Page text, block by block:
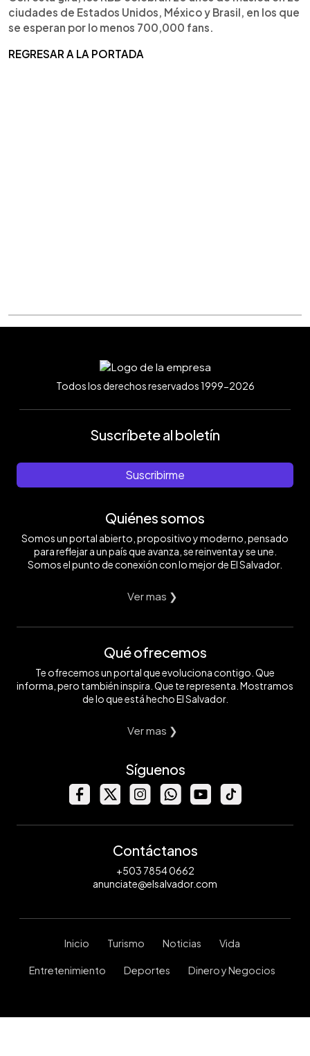
ciudades de Estados Unidos, México y Brasil, en los que
se esperan por lo menos 700,000 fans.
REGRESAR A LA PORTADA
Todos los derechos reservados 1999-2026
Suscríbete al boletín
Suscribirme
Quiénes somos
Somos un portal abierto, propositivo y moderno, pensado
para reflejar a un país que avanza, se reinventa y se une.
Somos el punto de conexión con lo mejor de El Salvador.
Ver mas ❯
Qué ofrecemos
Te ofrecemos un portal que evoluciona contigo. Que
informa, pero también inspira. Que te representa. Mostramos
de lo que está hecho El Salvador.
Ver mas ❯
Síguenos
Contáctanos
+503 7854 0662
anunciate@elsalvador.com
Inicio Turismo Noticias Vida
Entretenimiento Deportes Dinero y Negocios